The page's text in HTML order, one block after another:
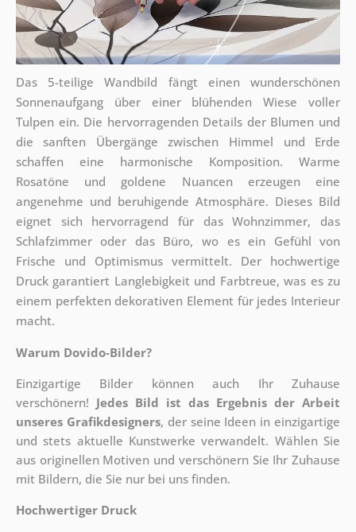
Das 5-teilige Wandbild fängt einen wunderschönen
Sonnenaufgang über einer blühenden Wiese voller
Tulpen ein. Die hervorragenden Details der Blumen und
die sanften Übergänge zwischen Himmel und Erde
schaffen eine harmonische Komposition. Warme
Rosatöne und goldene Nuancen erzeugen eine
angenehme und beruhigende Atmosphäre. Dieses Bild
eignet sich hervorragend für das Wohnzimmer, das
Schlafzimmer oder das Büro, wo es ein Gefühl von
Frische und Optimismus vermittelt. Der hochwertige
Druck garantiert Langlebigkeit und Farbtreue, was es zu
einem perfekten dekorativen Element für jedes Interieur
macht.
Warum Dovido-Bilder?
Einzigartige Bilder können auch Ihr Zuhause
verschönern! Jedes Bild ist das Ergebnis der Arbeit
unseres Grafikdesigners, der seine Ideen in einzigartige
und stets aktuelle Kunstwerke verwandelt. Wählen Sie
aus originellen Motiven und verschönern Sie Ihr Zuhause
mit Bildern, die Sie nur bei uns finden.
Hochwertiger Druck